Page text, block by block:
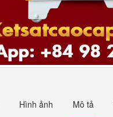
Hình ảnh Mô tả